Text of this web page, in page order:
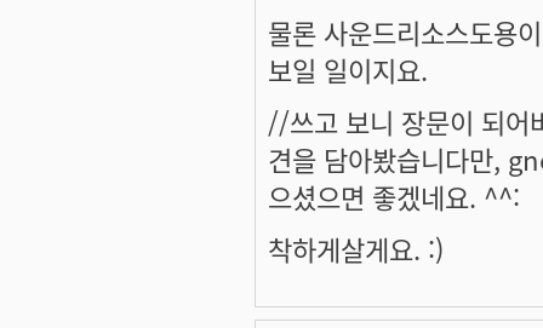
물론 사운드리소스도용
보일 일이지요.
//쓰고 보니 장문이 되어
견을 담아봤습니다만,
으셨으면 좋겠네요. ^^:
착하게살게요. :)